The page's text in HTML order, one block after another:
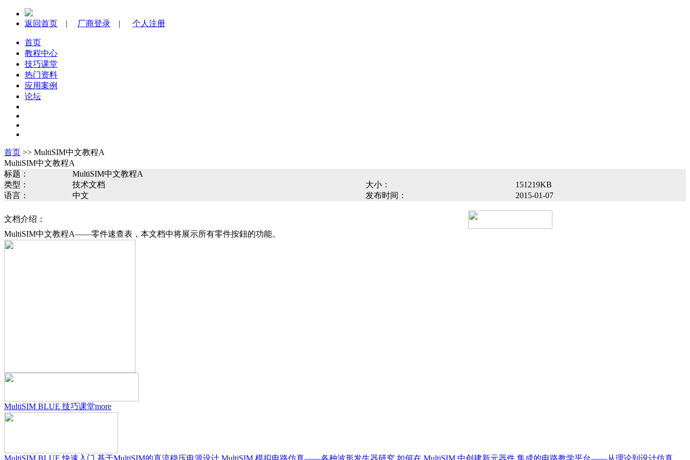
返回首页 | 厂商登录 | 个人注册
首页
教程中心
技巧课堂
热门资料
应用案例
论坛
首页 >> MultiSIM中文教程A
MultiSIM中文教程A
标题：
MultiSIM中文教程A
类型：
技术文档 大小：
151219KB
语言：
中文 发布时间： 2015-01-07
文档介绍：
MultiSIM中文教程A——零件速查表，本文档中将展示所有零件按鈕的功能。
MultiSIM BLUE 技巧课堂more
MultiSIM BLUE 快速入门 基于MultiSIM的直流稳压电源设计 MultiSIM 模拟电路仿真——各种波形发生器研究 如何在 MultiSIM 中创建新元器件 集成的电路教学平台——从理论到设计仿真、